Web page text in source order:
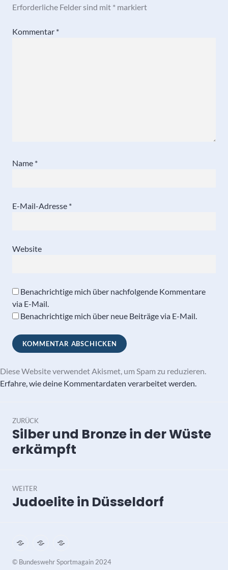
Erforderliche Felder sind mit * markiert
Kommentar *
Name *
E-Mail-Adresse *
Website
Benachrichtige mich über nachfolgende Kommentare
via E-Mail.
Benachrichtige mich über neue Beiträge via E-Mail.
Diese Website verwendet Akismet, um Spam zu reduzieren.
Erfahre, wie deine Kommentardaten verarbeitet werden.
ZURÜCK
Vorheriger
Beitrag:
Silber und Bronze in der Wüste
erkämpft
WEITER
Nächster
Judoelite in Düsseldorf
ImpressumDatenschutz
Kontakt
©️ Bundeswehr Sportmagain 2024